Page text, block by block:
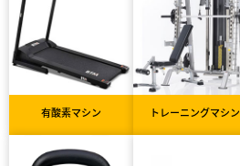
有酸素マシン トレーニングマシン